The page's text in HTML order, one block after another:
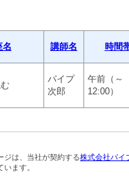
名 講師名 時間
パイプ
次郎
午前（～
12:00）
ジは、当社が契約する株式会社パイ
います。